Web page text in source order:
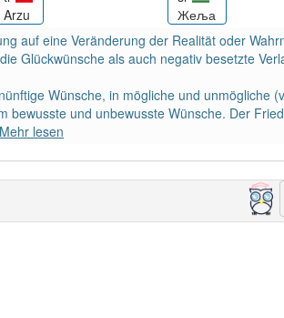
Arzu
Жеља
auf eine Veränderung der Realität oder
Glückwünsche als auch negativ besetzte
Wünsche, in mögliche und unmögliche
und unbewusste Wünsche. Der
Mehr lesen